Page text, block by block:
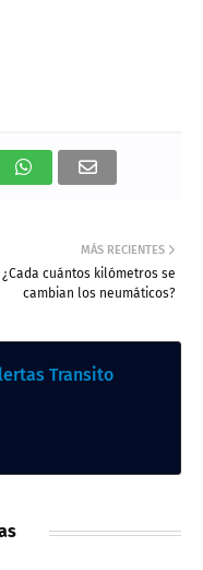
MÁS RECIENTES
¿Cada cuántos kilómetros se
cambian los neumáticos?
Transito